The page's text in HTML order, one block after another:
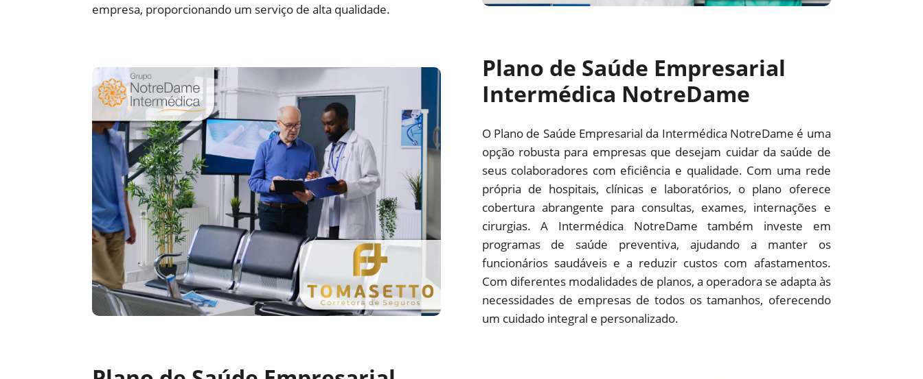
empresa, proporcionando um serviço de alta qualidade.
Plano de Saúde Empresarial
Intermédica NotreDame
O Plano de Saúde Empresarial da Intermédica NotreDame é uma
opção robusta para empresas que desejam cuidar da saúde de
seus colaboradores com eficiência e qualidade. Com uma rede
própria de hospitais, clínicas e laboratórios, o plano oferece
cobertura abrangente para consultas, exames, internações e
cirurgias. A Intermédica NotreDame também investe em
programas de saúde preventiva, ajudando a manter os
funcionários saudáveis e a reduzir custos com afastamentos.
Com diferentes modalidades de planos, a operadora se adapta às
necessidades de empresas de todos os tamanhos, oferecendo
um cuidado integral e personalizado.